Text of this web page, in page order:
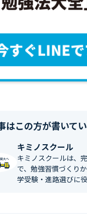
はこの方が書いて
キミノスクール
キミノスクールは、
で、勉強習慣づくり
学受験・進路選びに